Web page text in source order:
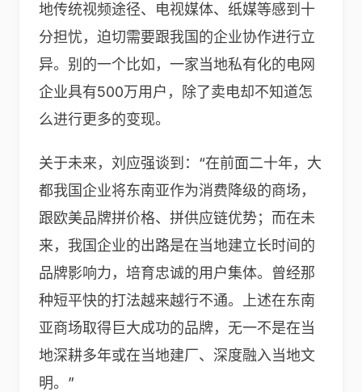
地传统视频途径、电视媒体、纸媒等感到十
分担忧，迫切需要跟我国的企业协作进行立
异。别的一个比如，一家当地私有化的电网
企业具有500万用户，除了卖电却不知道怎
么进行更多的变现。
关于未来，刘应强谈到：“在前面二十年，大
都我国企业将东南亚作为消费降级的商场，
跟欧美品牌拼价格、拼供应链优势；而在未
来，我国企业的出路是在当地建立长时间的
品牌影响力，培育忠诚的用户集体。曾经那
种短平快的打法越来越行不通。上述在东南
亚商场取得巨大成功的品牌，无一不是在当
地深耕多年或在当地建厂、深度融入当地文
明。”